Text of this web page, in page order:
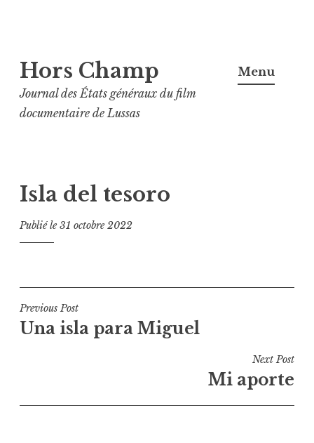
au
contenu
principal
Hors Champ
Journal des États généraux du film
documentaire de Lussas
Menu
Isla del tesoro
Publié le31 octobre 2022
Navigation
de
Previous Post
Una isla para Miguel
Next Post
Mi aporte